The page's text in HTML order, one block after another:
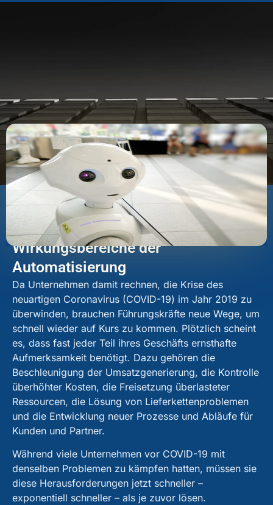
🕒 5 Minuten
Das neue Normal: Die fünf
Wirkungsbereiche der
Automatisierung
Da Unternehmen damit rechnen, die Krise des
neuartigen Coronavirus (COVID-19) im Jahr 2019 zu
überwinden, brauchen Führungskräfte neue Wege, um
schnell wieder auf Kurs zu kommen. Plötzlich scheint
es, dass fast jeder Teil ihres Geschäfts ernsthafte
Aufmerksamkeit benötigt. Dazu gehören die
Beschleunigung der Umsatzgenerierung, die Kontrolle
überhöhter Kosten, die Freisetzung überlasteter
Ressourcen, die Lösung von Lieferkettenproblemen
und die Entwicklung neuer Prozesse und Abläufe für
Kunden und Partner.
Während viele Unternehmen vor COVID-19 mit
denselben Problemen zu kämpfen hatten, müssen sie
diese Herausforderungen jetzt schneller –
exponentiell schneller – als je zuvor lösen.